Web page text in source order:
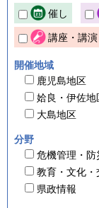
催し
講座・講演
開催地域
鹿児島地区
姶良・伊佐地
大島地区
分野
危機管理・防
教育・文化・
県政情報